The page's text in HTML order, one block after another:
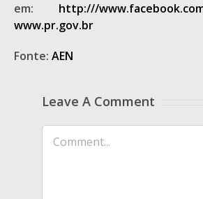
em: http:///
www.pr.gov.br
Fonte: AEN
Leave A Comment
Comment